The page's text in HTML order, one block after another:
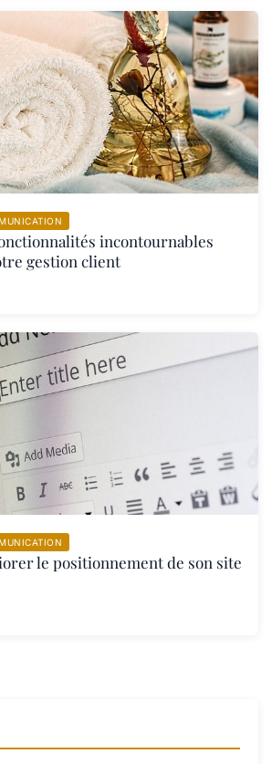
incontournables
gestion client
le positionnement de son site